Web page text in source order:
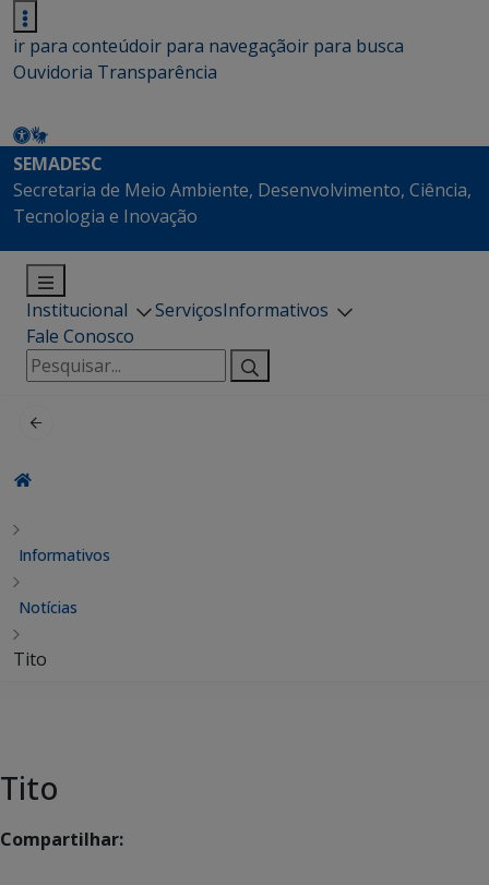
ir para conteúdoir para navegaçãoir para busca
Ouvidoria Transparência
SEMADESC
Secretaria de Meio Ambiente, Desenvolvimento, Ciência,
Tecnologia e Inovação
Institucional ServiçosInformativos
Fale Conosco
Pesquisar
por:
Informativos
Notícias
Tito
Tito
Compartilhar: